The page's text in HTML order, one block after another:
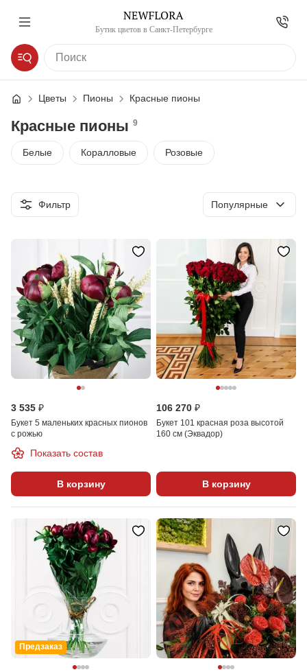
Бутик цветов в Санкт-Петербурге
Цветы Пионы Красные пионы
Красные пионы 9
Белые Коралловые Розовые
Фильтр Сортировка
Популярные
3 535 ₽
Букет 5 маленьких красных пионов
с рожью
Показать состав
В корзину
106 270 ₽
Букет 101 красная роза высотой
160 см (Эквадор)
В корзину
Предзаказ